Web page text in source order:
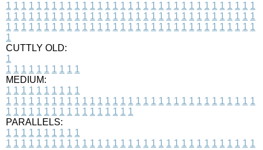
1 1 1 1 1 1 1 1 1 1 1 1 1 1 1 1 1 1 1 1 1 1 1 1 1 1 1 1 1 1 1 1 1
1 1 1 1 1 1 1 1 1 1 1 1 1 1 1 1 1 1 1 1 1 1 1 1 1 1 1 1 1 1 1 1 1
1 1 1 1 1 1 1 1 1 1 1 1 1 1 1 1 1 1 1 1 1 1 1 1 1 1 1 1 1 1 1 1 1
1
CUTTLY OLD:
1
1 1 1 1 1 1 1 1 1 1
MEDIUM:
1 1 1 1 1 1 1 1 1 1
1 1 1 1 1 1 1 1 1 1 1 1 1 1 1 1 1 1 1 1 1 1 1 1 1 1 1 1 1 1 1 1 1
1 1 1 1 1 1 1 1 1 1 1 1 1 1 1 1 1
PARALLELS:
1 1 1 1 1 1 1 1 1 1
1 1 1 1 1 1 1 1 1 1 1 1 1 1 1 1 1 1 1 1 1 1 1 1 1 1 1 1 1 1 1 1 1